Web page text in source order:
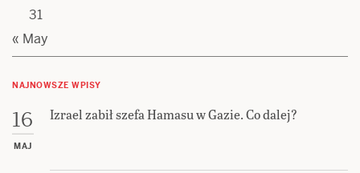
31
« May
NAJNOWSZE WPISY
16
MAJ
Izrael zabił szefa Hamasu w Gazie. Co dalej?